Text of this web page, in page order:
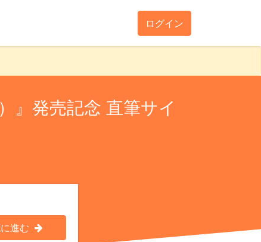
ログイン
』発売記念 直筆サイ
進む